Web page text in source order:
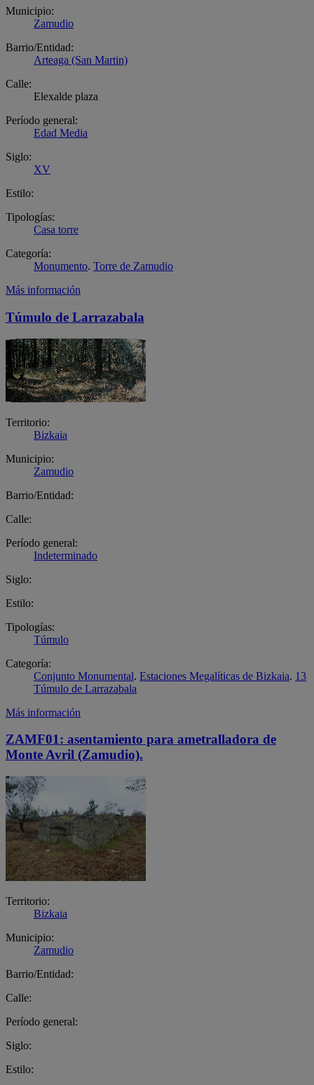
Municipio:
Zamudio
Barrio/Entidad:
Arteaga (San Martin)
Calle:
Elexalde plaza
Período general:
Edad Media
Siglo:
XV
Estilo:
Tipologías:
Casa torre
Categoría:
Monumento. Torre de Zamudio
Más información
Túmulo de Larrazabala
Territorio:
Bizkaia
Municipio:
Zamudio
Barrio/Entidad:
Calle:
Período general:
Indeterminado
Siglo:
Estilo:
Tipologías:
Túmulo
Categoría:
Conjunto Monumental. Estaciones Megalíticas de Bizkaia. 13
Túmulo de Larrazabala
Más información
ZAMF01: asentamiento para ametralladora de
Monte Avril (Zamudio).
Territorio:
Bizkaia
Municipio:
Zamudio
Barrio/Entidad:
Calle:
Período general:
Siglo:
Estilo: